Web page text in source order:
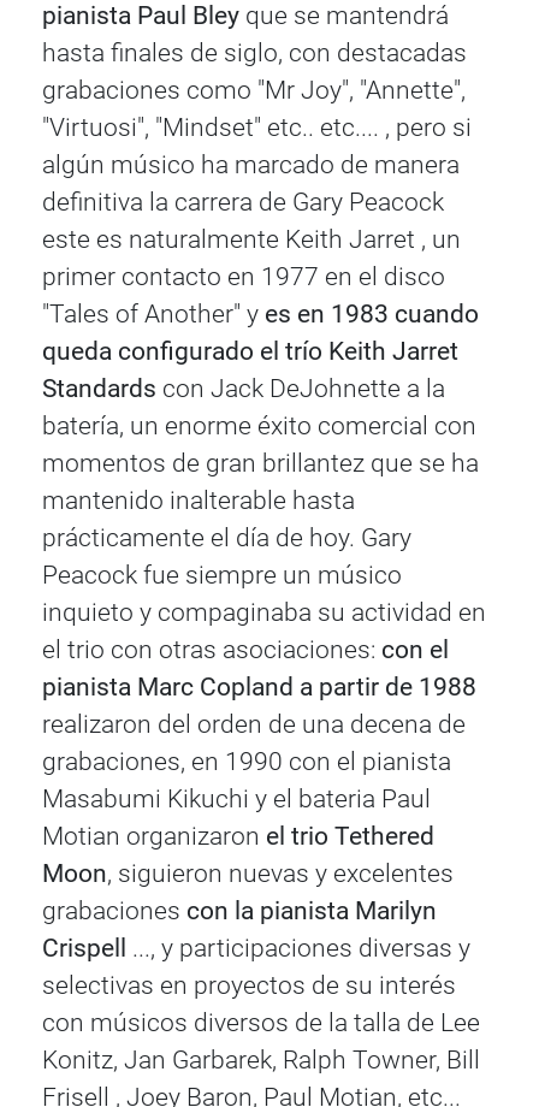
pianista Paul Bley que se mantendrá
hasta finales de siglo, con destacadas
grabaciones como "Mr Joy", "Annette",
"Virtuosi", "Mindset" etc.. etc.... , pero si
algún músico ha marcado de manera
definitiva la carrera de Gary Peacock
este es naturalmente Keith Jarret , un
primer contacto en 1977 en el disco
"Tales of Another" y es en 1983 cuando
queda configurado el trío Keith Jarret
Standards con Jack DeJohnette a la
batería, un enorme éxito comercial con
momentos de gran brillantez que se ha
mantenido inalterable hasta
prácticamente el día de hoy. Gary
Peacock fue siempre un músico
inquieto y compaginaba su actividad en
el trio con otras asociaciones: con el
pianista Marc Copland a partir de 1988
realizaron del orden de una decena de
grabaciones, en 1990 con el pianista
Masabumi Kikuchi y el bateria Paul
Motian organizaron el trio Tethered
Moon, siguieron nuevas y excelentes
grabaciones con la pianista Marilyn
Crispell
..., y participaciones diversas y
selectivas en proyectos de su interés
con músicos diversos de la talla de Lee
Konitz, Jan Garbarek, Ralph Towner, Bill
Frisell , Joey Baron, Paul Motian, etc...